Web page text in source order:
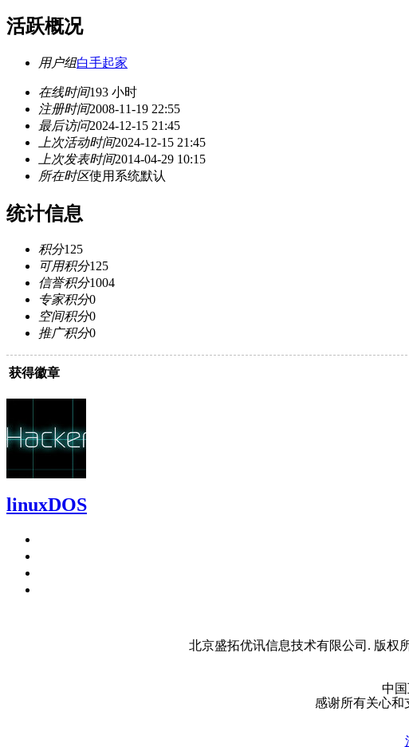
活跃概况
用户组白手起家
在线时间193 小时
注册时间2008-11-19 22:55
最后访问2024-12-15 21:45
上次活动时间2024-12-15 21:45
上次发表时间2014-04-29 10:15
所在时区使用系统默认
统计信息
积分125
可用积分125
信誉积分1004
专家积分0
空间积分0
推广积分0
获得徽章
linuxDOS
北京盛拓优讯信息技术有限公司. 版权
中
感谢所有关心和